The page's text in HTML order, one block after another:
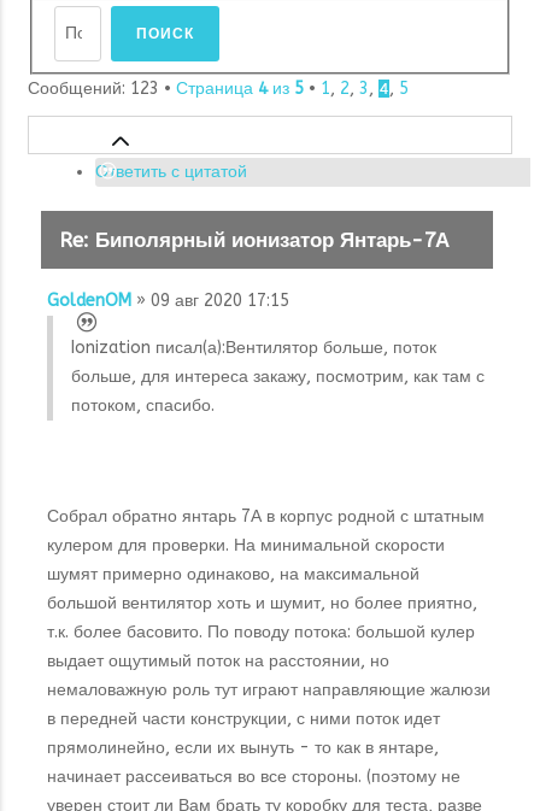
Сообщений: 123 • Страница 4из 5 • 1, 2, 3, 4, 5
Ответить с цитатой
Re: Биполярный ионизатор Янтарь-7А
GoldenOM » 09 авг 2020 17:15
Ionization писал(а):Вентилятор больше, поток
больше, для интереса закажу, посмотрим, как там с
потоком, спасибо.
Собрал обратно янтарь 7А в корпус родной с штатным
кулером для проверки. На минимальной скорости
шумят примерно одинаково, на максимальной
большой вентилятор хоть и шумит, но более приятно,
т.к. более басовито. По поводу потока: большой кулер
выдает ощутимый поток на расстоянии, но
немаловажную роль тут играют направляющие жалюзи
в передней части конструкции, с ними поток идет
прямолинейно, если их вынуть - то как в янтаре,
начинает рассеиваться во все стороны. (поэтому не
уверен стоит ли Вам брать ту коробку для теста, разве